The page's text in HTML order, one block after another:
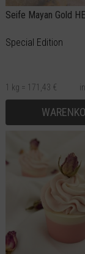
Seife Mayan Gold
Special Edition
1 kg = 171,43 €